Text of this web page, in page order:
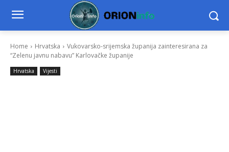
Home Hrvatska
Vukovarsko-srijemska županija zainteresirana za
“Zelenu javnu nabavu” Karlovačke županije
Hrvatska Vijesti